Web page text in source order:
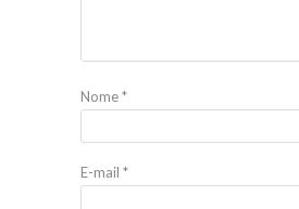
Nome*
E-mail *